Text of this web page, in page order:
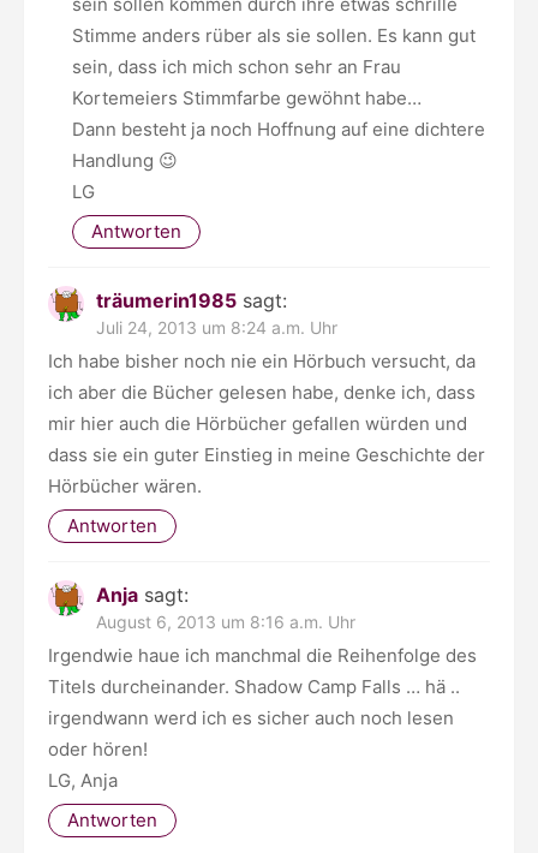
Stimme anders rüber als sie sollen. Es kann gut
sein, dass ich mich schon sehr an Frau
Kortemeiers Stimmfarbe gewöhnt habe…
Dann besteht ja noch Hoffnung auf eine dichtere
Handlung 😉
LG
Antworten
träumerin1985 sagt:
Juli 24, 2013 um 8:24 a.m. Uhr
Ich habe bisher noch nie ein Hörbuch versucht, da
ich aber die Bücher gelesen habe, denke ich, dass
mir hier auch die Hörbücher gefallen würden und
dass sie ein guter Einstieg in meine Geschichte der
Hörbücher wären.
Antworten
Anja sagt:
August 6, 2013 um 8:16 a.m. Uhr
Irgendwie haue ich manchmal die Reihenfolge des
Titels durcheinander. Shadow Camp Falls … hä ..
irgendwann werd ich es sicher auch noch lesen
oder hören!
LG, Anja
Antworten